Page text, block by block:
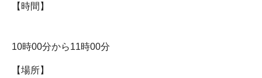
【時間】
10時00分から11時00分
【場所】